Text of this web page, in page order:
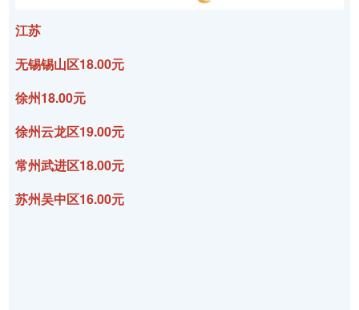
江苏
无锡锡山区18.00元
徐州18.00元
徐州云龙区19.00元
常州武进区18.00元
苏州吴中区16.00元